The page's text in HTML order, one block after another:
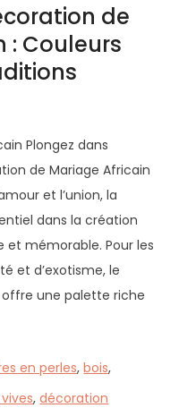
de
: Couleurs
Plongez dans
de Mariage Africain
et l’union, la
dans la création
et mémorable. Pour les
et d’exotisme, le
une palette riche
en perles,bois,
,décoration